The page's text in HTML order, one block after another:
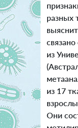
разных
из
из 17
Они